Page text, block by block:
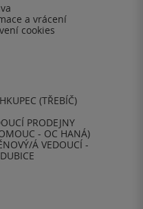
a vrácení
cookies
(TŘEBÍČ)
PRODEJNY
- OC HANÁ)
Á VEDOUCÍ -